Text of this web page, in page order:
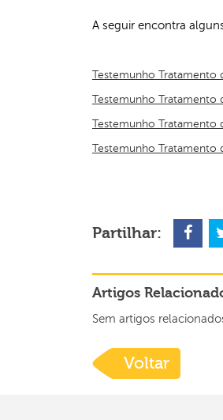
A seguir encontra
Testemunho Tratamento
Testemunho Tratamento
Testemunho Tratamento
Testemunho Tratamento
Partilhar:
Artigos
Sem artigos
Voltar